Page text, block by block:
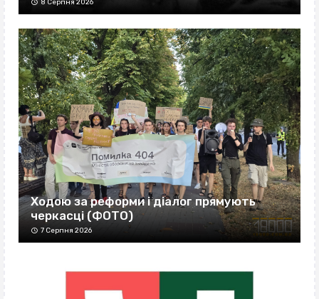
8 Серпня 2026
Ходою за реформи і діалог прямують
черкасці (ФОТО)
7 Серпня 2026